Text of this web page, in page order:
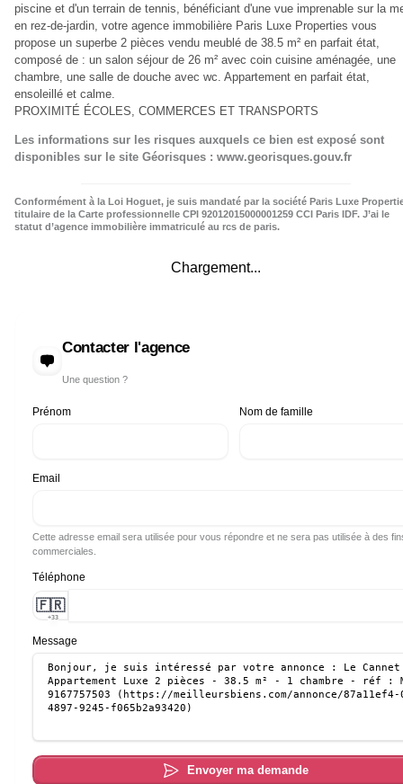
piscine et d'un terrain de tennis, bénéficiant d'une vue imprenable sur la
en rez-de-jardin, votre agence immobilière Paris Luxe Properties vous
propose un superbe 2 pièces vendu meublé de 38.5 m² en parfait état,
composé de : un salon séjour de 26 m² avec coin cuisine aménagée, une
chambre, une salle de douche avec wc. Appartement en parfait état,
ensoleillé et calme.
PROXIMITÉ ÉCOLES, COMMERCES ET TRANSPORTS
Les informations sur les risques auxquels ce bien est exposé sont
disponibles sur le site Géorisques : www.georisques.gouv.fr
Conformément à la Loi Hoguet, je suis mandaté par la société Paris Luxe
titulaire de la Carte professionnelle CPI 92012015000001259 CCI Paris IDF. J’ai le
statut d’agence immobilière immatriculé au rcs de paris.
Chargement...
Contacter l'agence
Une question ?
Prénom Nom de famille
Email
Cette adresse email sera utilisée pour vous répondre et ne sera pas utilisée à des
commerciales.
Téléphone
🇫🇷
+33
Message
Envoyer ma demande